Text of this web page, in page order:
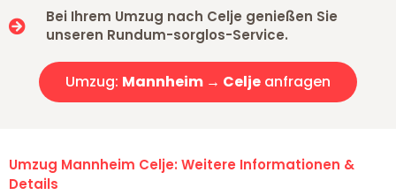
Bei Ihrem Umzug nach Celje genießen Sie
unseren Rundum-sorglos-Service.
Umzug: Mannheim → Celje anfragen
Umzug Mannheim Celje: Weitere Informationen &
Details